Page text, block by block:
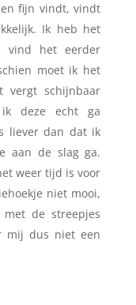
fijn vindt, vindt
Ik heb het
vind het eerder
moet ik het
vergt schijnbaar
deze echt ga
liever dan dat ik
aan de slag ga.
weer tijd is voor
niet mooi,
de streepjes
mij dus niet een